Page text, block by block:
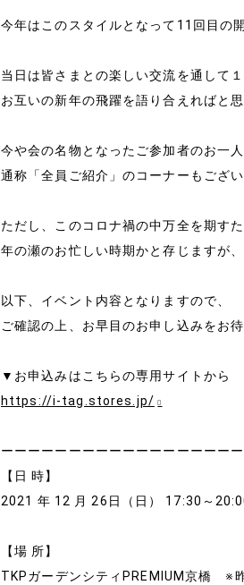
今年はこのスタイルとなって11回目の
当日は皆さまとの楽しい交流を通して
お互いの新年の飛躍を語り合えればと思
今や会の名物となったご参加者のお一
通称「全員ご紹介」のコーナーもござい
ただし、このコロナ禍の中万全を期す
年の瀬のお忙しい時期かと存じますが
以下、イベント内容となりますので、
ご確認の上、お早目のお申し込みをお
▼お申込みはこちらの専用サイトから
https://i-tag.stores.jp/
ーーーーーーーーーーーーーーーーー
【日 時】
2021 年 12 月 26日（日） 17:30～
【場 所】
TKPガーデンシティPREMIUM京橋 ※